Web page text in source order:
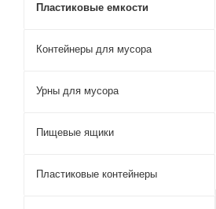
Пластиковые емкости
Контейнеры для мусора
Урны для мусора
Пищевые ящики
Пластиковые контейнеры